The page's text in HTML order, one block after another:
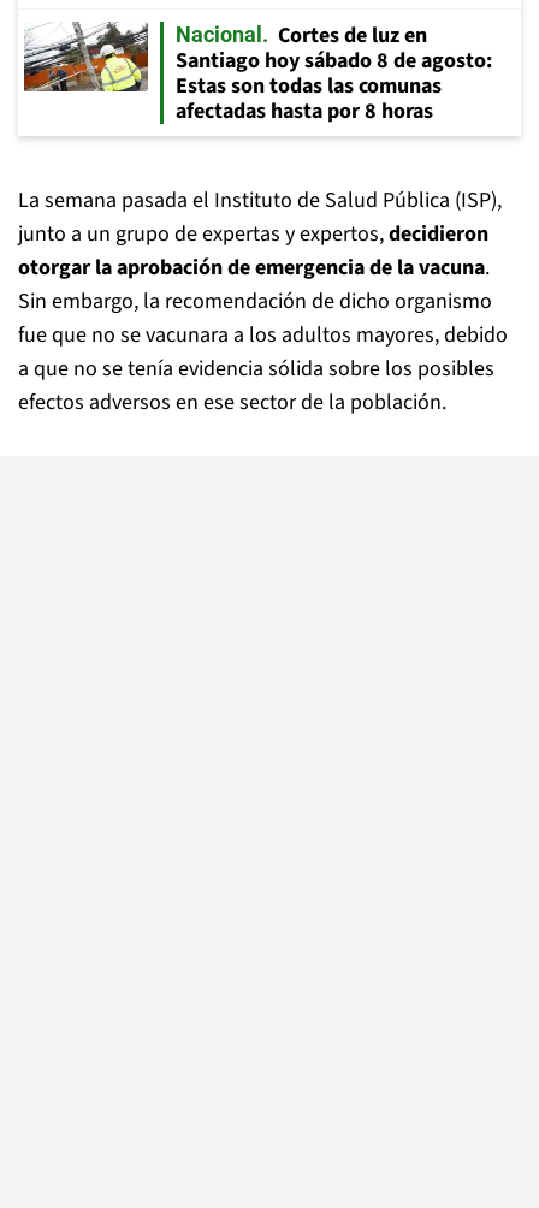
Nacional
Cortes de luz en
Santiago hoy sábado 8 de agosto:
Estas son todas las comunas
afectadas hasta por 8 horas
La semana pasada el Instituto de Salud Pública (ISP),
junto a un grupo de expertas y expertos,decidieron
otorgar la aprobación de emergencia de la vacuna.
Sin embargo, la recomendación de dicho organismo
fue que no se vacunara a los adultos mayores, debido
a que no se tenía evidencia sólida sobre los posibles
efectos adversos en ese sector de la población.